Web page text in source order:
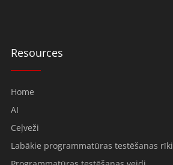
Resources
Home
AI
Ceļveži
Labākie programmatūras testēšanas rīki